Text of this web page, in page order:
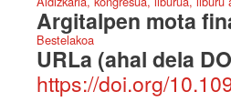
Argitalpen mota
Bestelakoa
URLa (ahal dela
https://doi.org/